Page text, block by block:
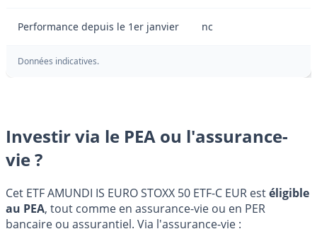
Performance depuis le 1er janvier nc
Données indicatives.
Investir via le PEA ou l'assurance-
vie ?
Cet ETF AMUNDI IS EURO STOXX 50 ETF-C EUR estéligible
au PEA, tout comme en assurance-vie ou en PER
bancaire ou assurantiel. Via l'assurance-vie :